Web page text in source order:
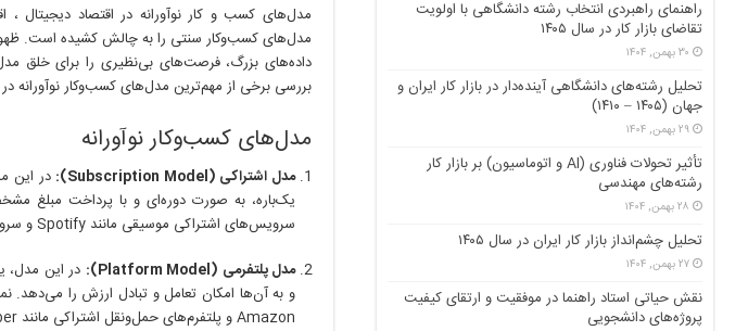
مدل‌های کسب و کار نوآورانه در اقتصاد
مدل‌های کسب‌وکار سنتی را به چالش کشیده است.
داده‌های بزرگ، فرصت‌های بی‌نظیری را برای خلق
بررسی برخی از مهم‌ترین مدل‌های کسب‌وکار نوآورانه
مدل‌های کسب‌وکار نوآورانه
مدل اشتراکی (Subscription Model):
در این
یک‌باره، به صورت دوره‌ای و با پرداخت مبلغ
سرویس‌های اشتراکی موسیقی مانند Spotify و سرویس‌های اشتراکی فیلم مانند Netflix هستند.
مدل پلتفرمی (Platform Model):
در این مدل،
و به آن‌ها امکان تعامل و تبادل ارزش را می‌دهد.
Amazon و پلتفرم‌های حمل‌ونقل اشتراکی مانند Uber هستند.
راهنمای راهبردی انتخاب رشته دانشگاهی با اولویت
تقاضای بازار کار در سال ۱۴۰۵
۳۰ بهمن, ۱۴۰۴
تحلیل رشته‌های دانشگاهی آینده‌دار در بازار کار ایران و
جهان (۱۴۰۵ – ۱۴۱۰)
۲۹ بهمن, ۱۴۰۴
تأثیر تحولات فناوری (AI و اتوماسیون) بر بازار کار
رشته‌های مهندسی
۲۸ بهمن, ۱۴۰۴
تحلیل چشم‌انداز بازار کار ایران در سال ۱۴۰۵
۲۷ بهمن, ۱۴۰۴
نقش حیاتی استاد راهنما در موفقیت و ارتقای کیفیت
پروژه‌های دانشجویی